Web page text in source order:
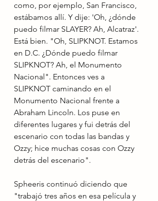
como, por ejemplo, San Francisco,
estábamos allí. Y dije: 'Oh, ¿dónde
puedo filmar SLAYER? Ah, Alcatraz'.
Está bien. "Oh, SLIPKNOT. Estamos
en D.C. ¿Dónde puedo filmar
SLIPKNOT? Ah, el Monumento
Nacional". Entonces ves a
SLIPKNOT caminando en el
Monumento Nacional frente a
Abraham Lincoln. Los puse en
diferentes lugares y fui detrás del
escenario con todas las bandas y
Ozzy; hice muchas cosas con Ozzy
detrás del escenario".
Spheeris continuó diciendo que
"trabajó tres años en esa película y